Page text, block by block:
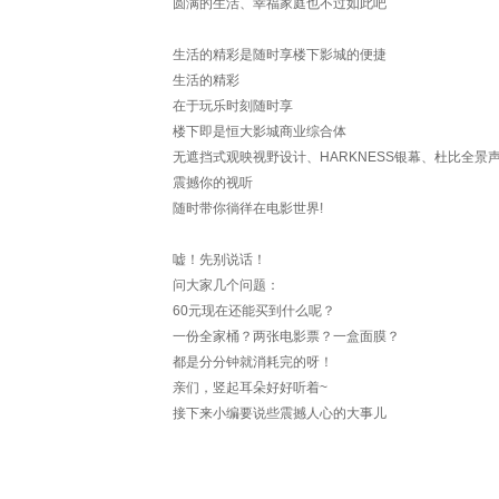
圆满的生活、幸福家庭也不过如此吧
生活的精彩是随时享楼下影城的便捷
生活的精彩
在于玩乐时刻随时享
楼下即是恒大影城商业综合体
无遮挡式观映视野设计、HARKNESS银幕、杜比全景
震撼你的视听
随时带你徜徉在电影世界!
嘘！先别说话！
问大家几个问题：
60元现在还能买到什么呢？
一份全家桶？两张电影票？一盒面膜？
都是分分钟就消耗完的呀！
亲们，竖起耳朵好好听着~
接下来小编要说些震撼人心的大事儿